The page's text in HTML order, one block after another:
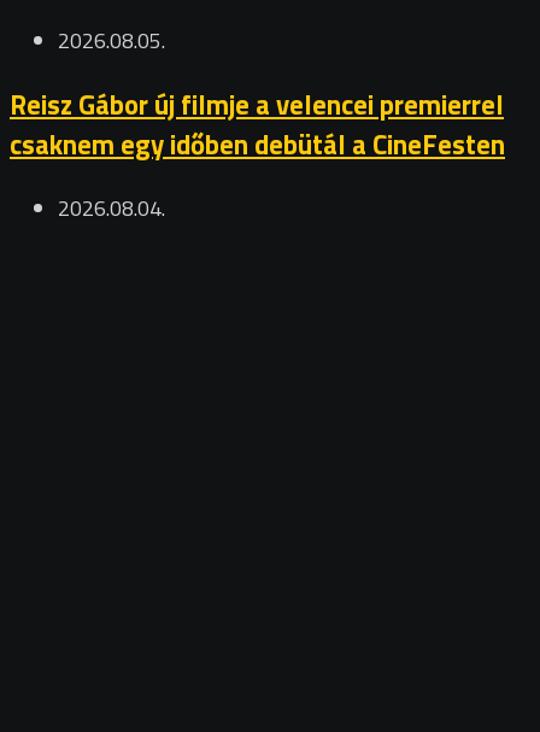
2026.08.05.
Reisz Gábor új filmje a velencei premierrel
csaknem egy időben debütál a CineFesten
2026.08.04.